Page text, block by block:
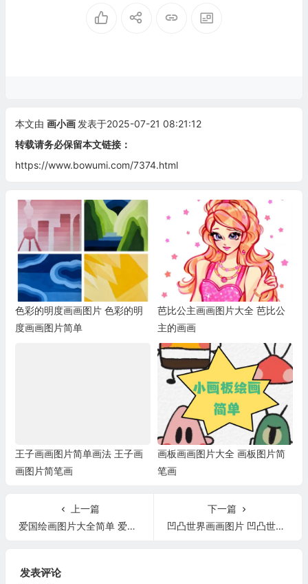
本文由 画小画 发表于2025-07-21 08:21:12
转载请务必保留本文链接：
https://www.bowumi.com/7374.html
色彩的明度画画图片 色彩的明
度画画图片简单
芭比公主画画图片大全 芭比公
主的画画
王子画画图片简单画法 王子画
画图片简笔画
画板画画图片大全 画板图片简
笔画
上一篇
爱国绘画图片大全简单 爱国绘画作品图片大全小学生
下一篇
凹凸世界画画图片 凹凸世界画画图片教程
发表评论